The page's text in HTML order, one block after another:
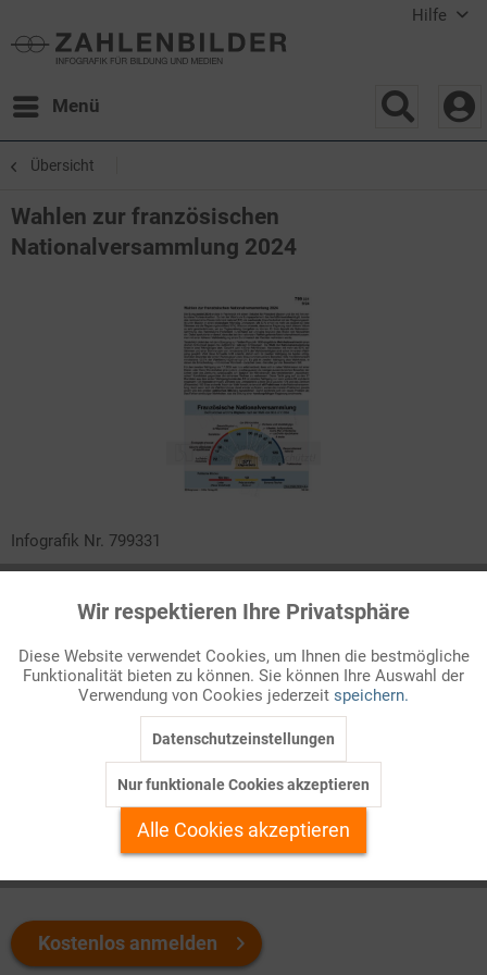
Hilfe
Menü
Übersicht
Wahlen zur französischen
Nationalversammlung 2024
Infografik Nr. 799331
bei der Europawahl 2024 traf der französische Staatspräsident
Nationalversammlung auf. Bei deren Neuwahl lag überraschend
das linke Wahlbündnis vorn. Wie kam es dazu und wie sehen die
Kräfteverhältnisse im neu konstituierten Parlament aus?
Welchen Download brauchen Sie?
Kostenlos anmelden
Funktionale Aktiv
Marketing Inaktiv
Personalisierung Inaktiv
Service
Wir respektieren Ihre Privatsphäre
Diese Website verwendet Cookies, um Ihnen die bestmögliche
Funktionalität bieten zu können. Sie können Ihre Auswahl der
Verwendung von Cookies jederzeit speichern.
Datenschutzeinstellungen
Nur funktionale Cookies akzeptieren
Alle Cookies akzeptieren